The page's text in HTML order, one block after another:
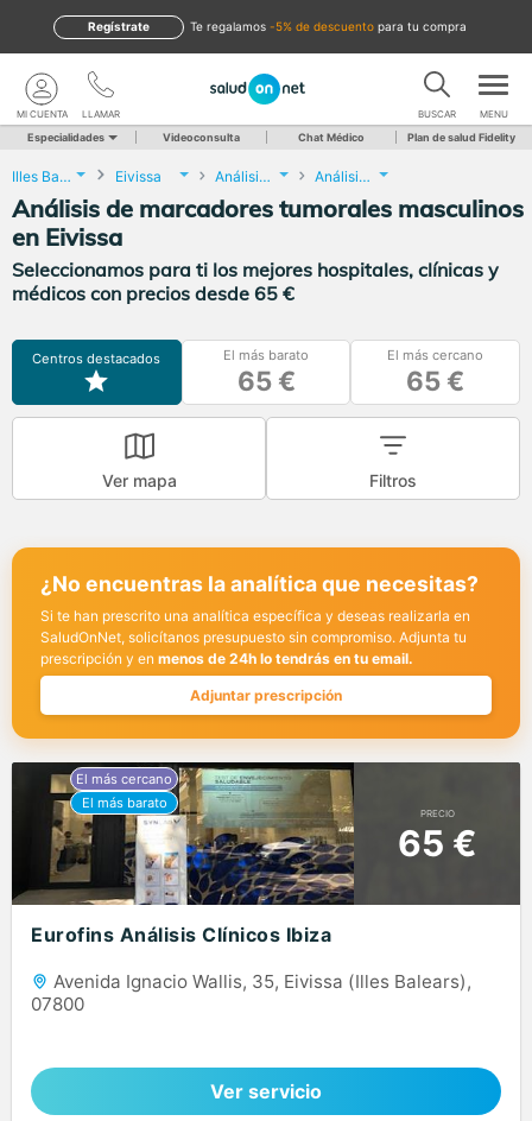
te regalamos -5% de descuento para tu compra
Regístrate
LLAMAR
MI CUENTA BUSCAR MENU
Especialidades Videoconsulta Chat Médico Plan de salud Fidelity
Illes Balears Eivissa Análisis Clínicos Análisis de marcadores tumorales masculinos
Análisis de marcadores tumorales masculinos
en Eivissa
Seleccionamos para ti los mejores hospitales, clínicas y
médicos con precios desde 65 €
Centros destacados El más barato
65 €
El más cercano
65 €
Ver mapa Filtros
¿No encuentras la analítica que necesitas?
Si te han prescrito una analítica específica y deseas realizarla en
SaludOnNet, solicítanos presupuesto sin compromiso. Adjunta tu
prescripción y en menos de 24h lo tendrás en tu email.
Adjuntar prescripción
PRECIO
65 €
Eurofins Análisis Clínicos Ibiza
Avenida Ignacio Wallis, 35, Eivissa (Illes Balears),
07800
Ver servicio